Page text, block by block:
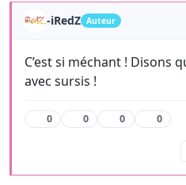
-iRedZ Auteur
C’est si méchant ! Disons
avec sursis !
0 0 0 0